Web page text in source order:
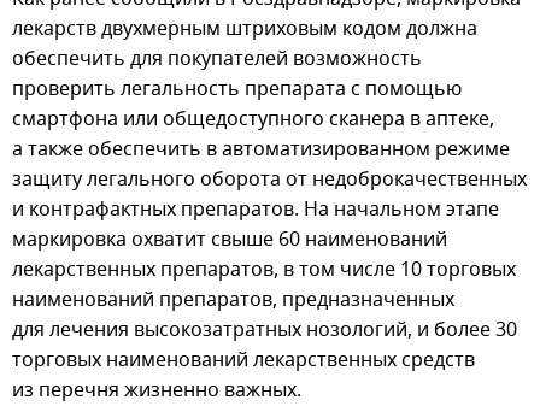
лекарств двухмерным штриховым кодом должна
обеспечить для покупателей возможность
проверить легальность препарата с помощью
смартфона или общедоступного сканера в аптеке,
а также обеспечить в автоматизированном режиме
защиту легального оборота от недоброкачественных
и контрафактных препаратов. На начальном этапе
маркировка охватит свыше 60 наименований
лекарственных препаратов, в том числе 10 торговых
наименований препаратов, предназначенных
для лечения высокозатратных нозологий, и более 30
торговых наименований лекарственных средств
из перечня жизненно важных.